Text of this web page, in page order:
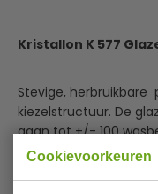
Cookievoorkeuren
Kristallon K 577
Stevige, herbruikbare
kiezelstructuur. De
gaan tot +/- 100